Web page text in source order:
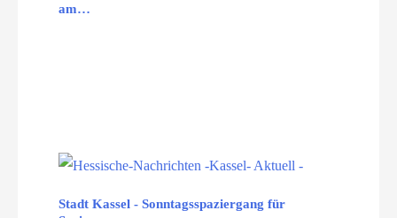
am…
Stadt Kassel - Sonntagsspaziergang für